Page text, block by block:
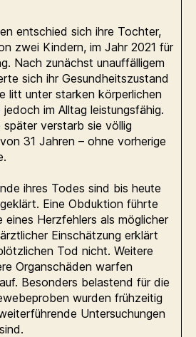
entschied sich ihre Tochter,
zwei Kindern, im Jahr 2021 für
Nach zunächst unauffälligem
sich ihr Gesundheitszustand
litt unter starken körperlichen
im Alltag leistungsfähig.
verstarb sie völlig
31 Jahren – ohne vorherige
ihres Todes sind bis heute
Eine Obduktion führte
eines Herzfehlers als möglicher
Einschätzung erklärt
Tod nicht. Weitere
Organschäden warfen
Besonders belastend für die
wurden frühzeitig
Untersuchungen